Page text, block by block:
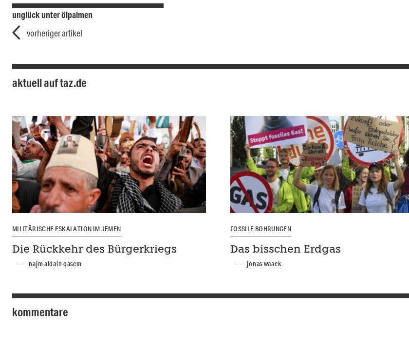
unglück unter ölpalmen
vorheriger artikel
aktuell auf taz.de
MILITÄRISCHE ESKALATION IM JEMEN
Die Rückkehr des Bürgerkriegs
najm aldain qasem
FOSSILE BOHRUNGEN
Das bisschen Erdgas
jonas waack
kommentare